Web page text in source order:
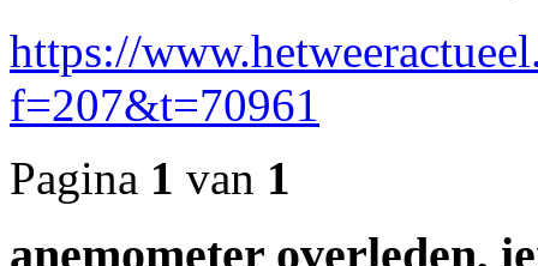
https://
f=207&t=70961
Pagina 1 van 1
anemometer overleden,